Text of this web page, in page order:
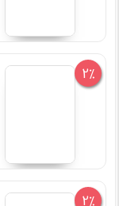
2%
2%